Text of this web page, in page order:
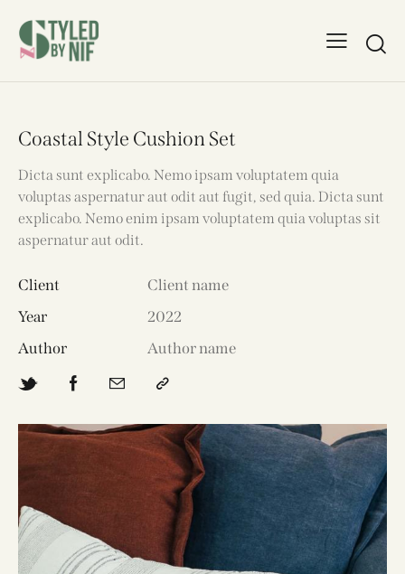
Coastal Style Cushion Set
Dicta sunt explicabo. Nemo ipsam voluptatem quia
voluptas aspernatur aut odit aut fugit, sed quia. Dicta sunt
explicabo. Nemo enim ipsam voluptatem quia voluptas sit
aspernatur aut odit.
Client
Client name
Year
2022
Author
Author name